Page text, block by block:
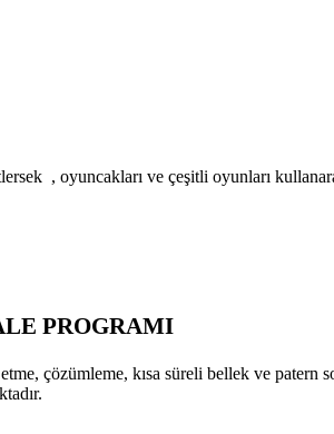
, oyuncakları ve çeşitli oyunları
PROGRAMI
çözümleme, kısa süreli bellek ve patern